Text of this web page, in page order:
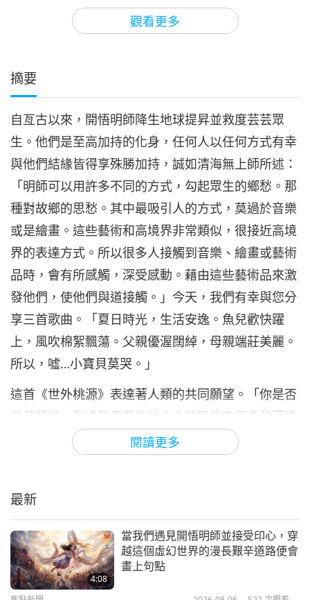
觀看更多
清海無上師（純素者）之歌曲、樂曲、詩集
17017
4
21:44
清海無上師（純素者）之歌曲、樂曲、詩集
2022-06-03 16018次觀看
曲、創作樂曲與詩集（多集系列
節目第五集）
清海無上師（純素者）之歌曲、樂曲、詩集
與演唱
2022-09-03 15674次觀看
6
17:23
清海無上師（純素者）演唱歌
曲、創作樂曲與詩集（多集系列
節目第六集）
清海無上師（純素者）之歌曲、樂曲、詩集
與演唱
2022-10-13 15394次觀看
7
19:50
清海無上師（純素者）演唱歌
曲、創作樂曲與詩集（多集系列
清海無上師（純素者）之歌曲、樂曲、詩集
2022-11-24 14758次觀看
清海無上師（純素者）演唱歌
曲、創作樂曲與詩集（多集系列
清海無上師（純素者）之歌曲、樂曲、詩集
與演唱
9
19:32
清海無上師（純素者）演唱歌
曲、創作樂曲與詩集（多集系列
節目第九集）
摘要
閱讀更多
自亙古以來，開悟明師降生地球提昇並救度芸芸眾
生。他們是至高加持的化身，任何人以任何方式有幸
與他們結緣皆得享殊勝加持，誠如清海無上師所述：
「明師可以用許多不同的方式，勾起眾生的鄉愁。那
種對故鄉的思愁。其中最吸引人的方式，莫過於音樂
或是繪畫。這些藝術和高境界非常類似，很接近高境
界的表達方式。所以很多人接觸到音樂、繪畫或藝術
品時，會有所感觸，深受感動。藉由這些藝術品來激
發他們，使他們與道接觸。」今天，我們有幸與您分
享三首歌曲。「夏日時光，生活安逸。魚兒歡快躍
上，風吹棉絮飄蕩。父親優渥闊綽，母親端莊美麗。
所以，噓…小寶貝莫哭。」
這首《世外桃源》表達著人類的共同願望。「你是否
曾夢想過一個遠離塵囂的地方？呼吸的空氣柔和而清
新，孩子們在綠色原野裡嬉戲，一個你在睡夢中不再
聽到槍聲轟隆的地方。你是否曾夢想過一個遠離塵囂
展，一個你在睡夢中不再聽到槍聲轟隆的地方。」
現在讓我們來欣賞《我是如此愛你》。「我是如此愛
你…人們問我是如何活至今日，我也不知所以。我想
他們應該明瞭，人生是多麼寂寞。當你執起我的手，
最新
4:08
當我們遇見開悟明師並接受印心，穿
越這個虛幻世界的漫長艱辛道路便會
畫上句點